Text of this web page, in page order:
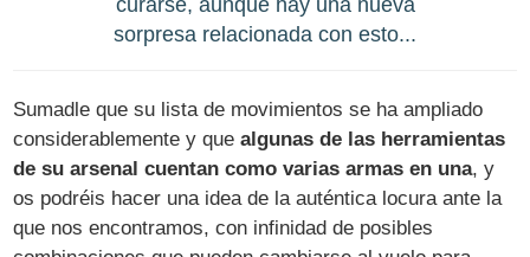
sorpresa relacionada con esto...
Sumadle que su lista de movimientos se ha ampliado
considerablemente y quealgunas de las herramientas
de su arsenal cuentan como varias armas en una, y
os podréis hacer una idea de la auténtica locura ante la
que nos encontramos, con infinidad de posibles